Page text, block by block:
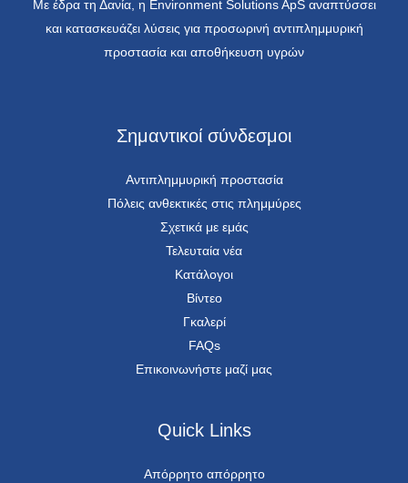
Με έδρα τη Δανία, η Environment Solutions ApS αναπτύσσει
και κατασκευάζει λύσεις για προσωρινή αντιπλημμυρική
προστασία και αποθήκευση υγρών
Σημαντικοί σύνδεσμοι
Αντιπλημμυρική προστασία
Πόλεις ανθεκτικές στις πλημμύρες
Σχετικά με εμάς
Τελευταία νέα
Κατάλογοι
Βίντεο
Γκαλερί
FAQs
Επικοινωνήστε μαζί μας
Quick Links
Απόρρητο απόρρητο